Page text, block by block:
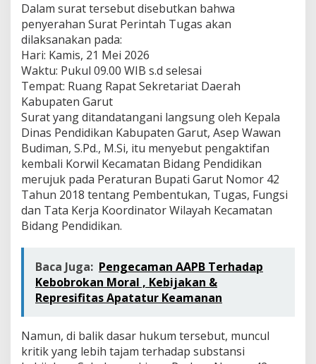
Dalam surat tersebut disebutkan bahwa
penyerahan Surat Perintah Tugas akan
dilaksanakan pada:
Hari: Kamis, 21 Mei 2026
Waktu: Pukul 09.00 WIB s.d selesai
Tempat: Ruang Rapat Sekretariat Daerah
Kabupaten Garut
Surat yang ditandatangani langsung oleh Kepala
Dinas Pendidikan Kabupaten Garut, Asep Wawan
Budiman, S.Pd., M.Si, itu menyebut pengaktifan
kembali Korwil Kecamatan Bidang Pendidikan
merujuk pada Peraturan Bupati Garut Nomor 42
Tahun 2018 tentang Pembentukan, Tugas, Fungsi
dan Tata Kerja Koordinator Wilayah Kecamatan
Bidang Pendidikan.
Baca Juga: Pengecaman AAPB Terhadap
Kebobrokan Moral , Kebijakan &
Represifitas Apatatur Keamanan
Namun, di balik dasar hukum tersebut, muncul
kritik yang lebih tajam terhadap substansi